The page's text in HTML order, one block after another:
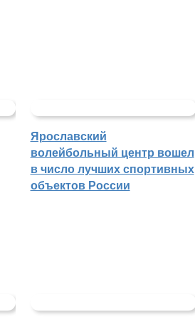
Ярославский
волейбольный центр вошел
в число лучших спортивных
объектов России